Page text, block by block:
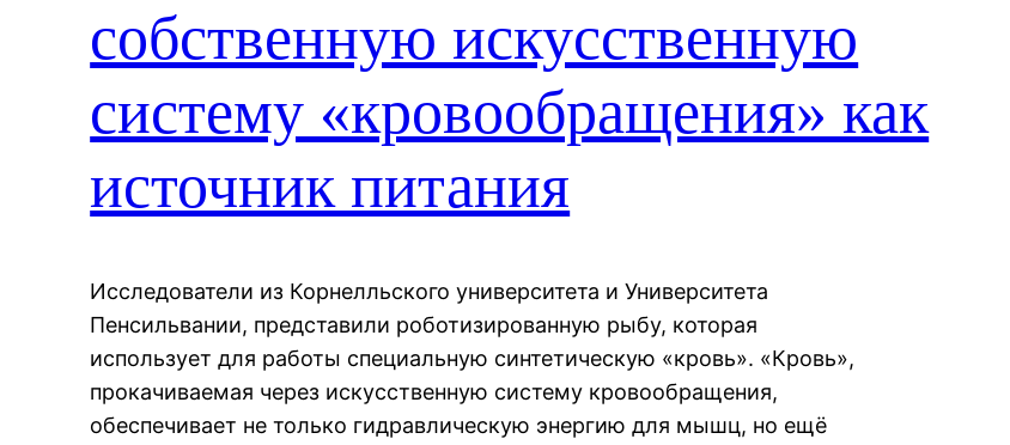
собственную искусственную
систему «кровообращения» как
источник питания
Исследователи из Корнелльского университета и Университета
Пенсильвании, представили роботизированную рыбу, которая
использует для работы специальную синтетическую «кровь». «Кровь»,
прокачиваемая через искусственную систему кровообращения,
обеспечивает не только гидравлическую энергию для мышц, но ещё